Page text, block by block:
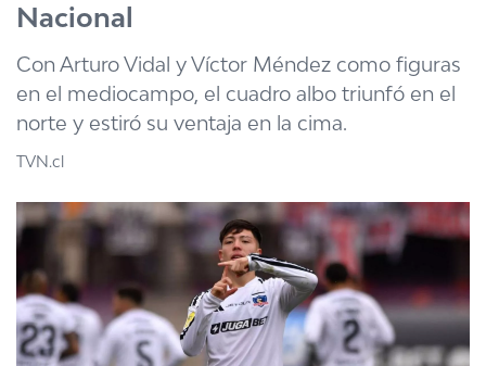
TVN VERTICAL
TVN PLAY
PROGRAMAS
NTV
ACTUALIDAD Y TENDENCIAS
CORPORATIVO Y TRANSPARENCIA
Nacional
Con Arturo Vidal y Víctor Méndez como figuras
en el mediocampo, el cuadro albo triunfó en el
norte y estiró su ventaja en la cima.
TVN.cl